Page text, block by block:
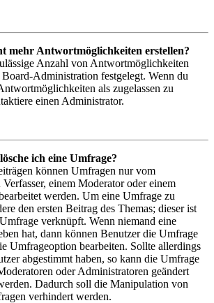
mehr Antwortmöglichkeiten erstellen?
Anzahl von Antwortmöglichkeiten
Administration festgelegt. Wenn du
als zugelassen zu
einen Administrator.
ich eine Umfrage?
können Umfragen nur vom
einem Moderator oder einem
werden. Um eine Umfrage zu
den ersten Beitrag des Themas; dieser ist
verknüpft. Wenn niemand eine
hat, dann können Benutzer die Umfrage
Umfrageoption bearbeiten. Sollte allerdings
abgestimmt haben, so kann die Umfrage
oder Administratoren geändert
Dadurch soll die Manipulation von
verhindert werden.